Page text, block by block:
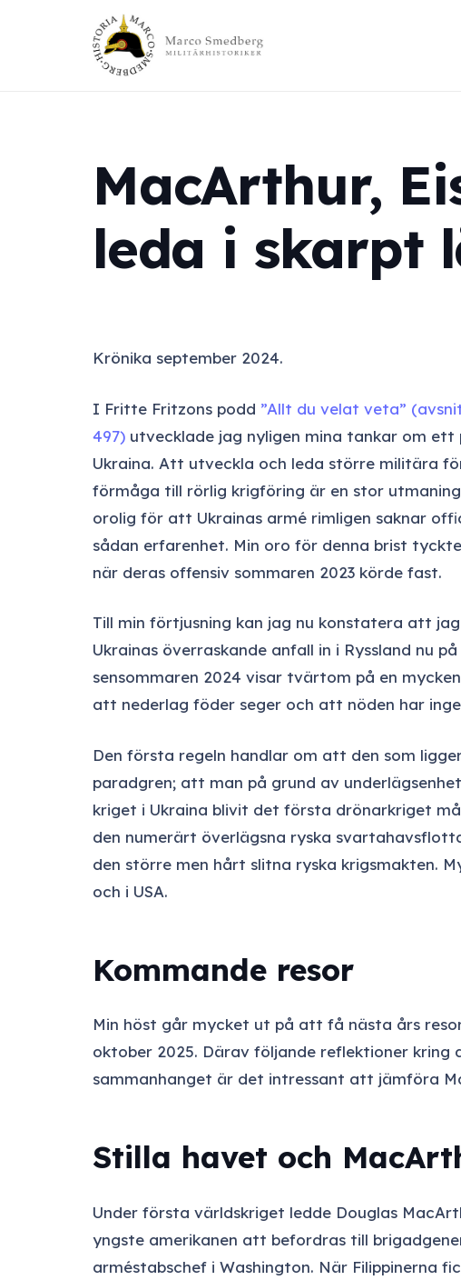
MacArthur,
leda i skarpt
Krönika september 2024.
I Fritte Fritzons podd ”Allt du velat veta”
497) utvecklade jag nyligen mina tankar om ett
Ukraina. Att utveckla och leda större militära
förmåga till rörlig krigföring är en stor
orolig för att Ukrainas armé rimligen saknar
sådan erfarenhet. Min oro för denna brist
när deras offensiv sommaren 2023 körde fast.
Till min förtjusning kan jag nu konstatera att
Ukrainas överraskande anfall in i Ryssland nu på
sensommaren 2024 visar tvärtom på en
att nederlag föder seger och att nöden har
Den första regeln handlar om att den som
paradgren; att man på grund av
kriget i Ukraina blivit det första drönarkriget
den numerärt överlägsna ryska
den större men hårt slitna ryska krigsmakten.
och i USA.
Kommande resor
Min höst går mycket ut på att få nästa års
oktober 2025. Därav följande reflektioner
sammanhanget är det intressant att jämföra
Stilla havet och
Under första världskriget ledde Douglas
yngste amerikanen att befordras till
arméstabschef i Washington. När Filippinerna